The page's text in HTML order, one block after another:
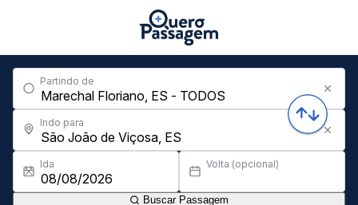
Partindo de
Indo para
Ida Volta (opcional)
Buscar Passagem